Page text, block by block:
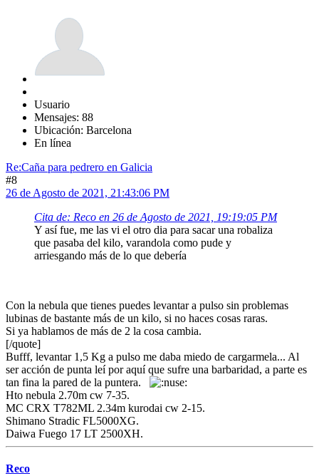
Usuario
Mensajes: 88
Ubicación: Barcelona
En línea
Re:Caña para pedrero en Galicia
#8
26 de Agosto de 2021, 21:43:06 PM
Cita de: Reco en 26 de Agosto de 2021, 19:19:05 PM
Y así fue, me las vi el otro dia para sacar una robaliza
que pasaba del kilo, varandola como pude y
arriesgando más de lo que debería
Con la nebula que tienes puedes levantar a pulso sin problemas
lubinas de bastante más de un kilo, si no haces cosas raras.
Si ya hablamos de más de 2 la cosa cambia.
[/quote]
Bufff, levantar 1,5 Kg a pulso me daba miedo de cargarmela... Al
ser acción de punta leí por aquí que sufre una barbaridad, a parte es
tan fina la pared de la puntera.
Hto nebula 2.70m cw 7-35.
MC CRX T782ML 2.34m kurodai cw 2-15.
Shimano Stradic FL5000XG.
Daiwa Fuego 17 LT 2500XH.
Reco